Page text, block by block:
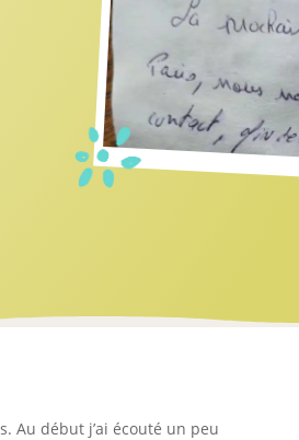
Au début j’ai écouté un peu